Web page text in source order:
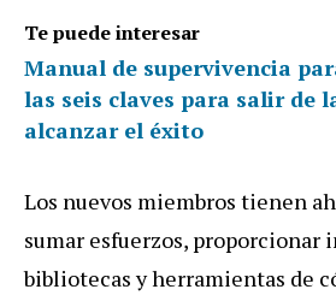
Te puede interesar
Manual de supervivencia
las seis claves para salir de
alcanzar el éxito
Los nuevos miembros tienen
sumar esfuerzos, proporcionar
bibliotecas y herramientas de